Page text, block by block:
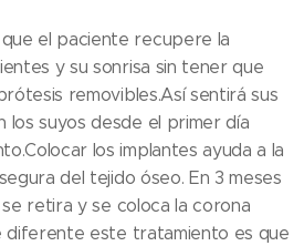
el paciente recupere la
y su sonrisa sin tener que
removibles.Así sentirá sus
los suyos desde el primer día
los implantes ayuda a la
del tejido óseo. En 3 meses
retira y se coloca la corona
diferente este tratamiento es que